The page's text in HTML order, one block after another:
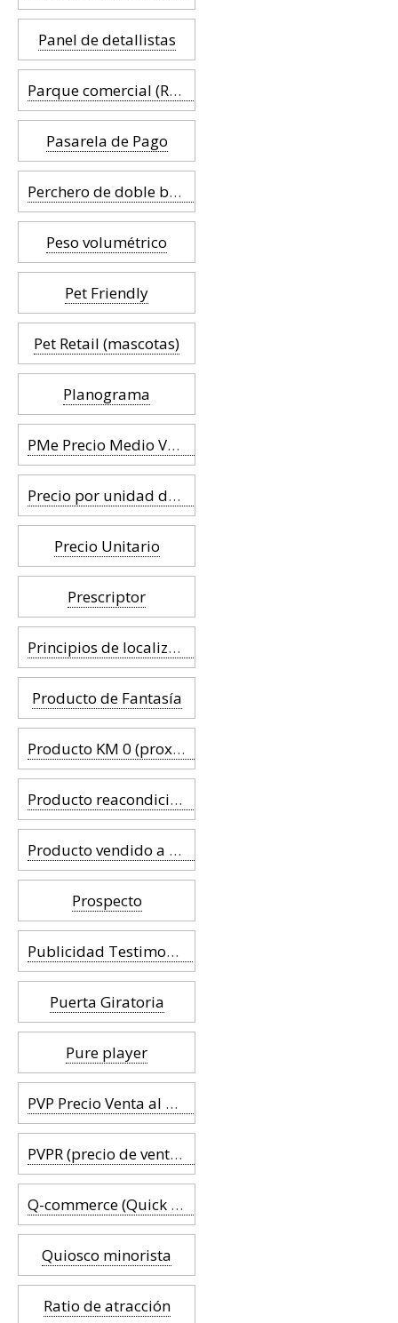
Panel de detallistas
Parque comercial (Retail Park)
Pasarela de Pago
Perchero de doble barra
Peso volumétrico
Pet Friendly
Pet Retail (mascotas)
Planograma
PMe Precio Medio Venta
Precio por unidad de medida
Precio Unitario
Prescriptor
Principios de localización comercial
Producto de Fantasía
Producto KM 0 (proximidad)
Producto reacondicionado
Producto vendido a granel
Prospecto
Publicidad Testimonial
Puerta Giratoria
Pure player
PVP Precio Venta al Público
PVPR (precio de venta recomendado)
Q-commerce (Quick commerce)
Quiosco minorista
Ratio de atracción